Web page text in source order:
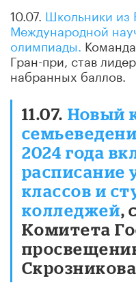
10.07. Школьники из
Международной
олимпиады.
Гран-при, став
набранных баллов.
11.07. Новый
2024 года
расписание
классов и
колледжей,
Комитета